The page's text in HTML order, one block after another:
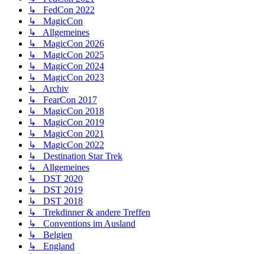
↳ FedCon 2022
↳ MagicCon
↳ Allgemeines
↳ MagicCon 2026
↳ MagicCon 2025
↳ MagicCon 2024
↳ MagicCon 2023
↳ Archiv
↳ FearCon 2017
↳ MagicCon 2018
↳ MagicCon 2019
↳ MagicCon 2021
↳ MagicCon 2022
↳ Destination Star Trek
↳ Allgemeines
↳ DST 2020
↳ DST 2019
↳ DST 2018
↳ Trekdinner & andere Treffen
↳ Conventions im Ausland
↳ Belgien
↳ England